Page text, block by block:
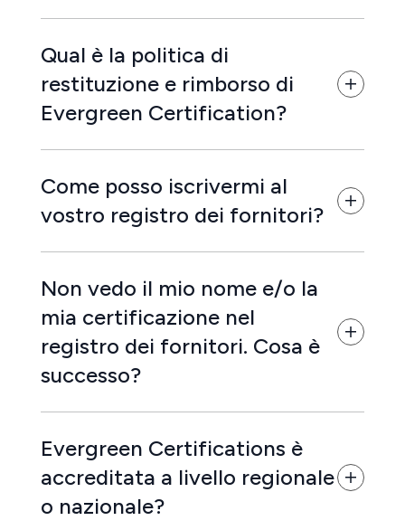
Qual è la politica di
restituzione e rimborso di
Evergreen Certification?
Come posso iscrivermi al
vostro registro dei fornitori?
Non vedo il mio nome e/o la
mia certificazione nel
registro dei fornitori. Cosa è
successo?
Evergreen Certifications è
accreditata a livello regionale
o nazionale?